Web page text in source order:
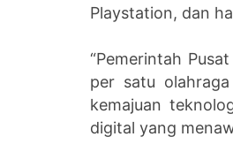
Playstation, dan
“Pemerintah
per satu
kemajuan
digital yang